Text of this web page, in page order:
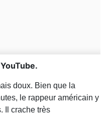
doux. Bien que la
le rappeur américain y
Il crache très